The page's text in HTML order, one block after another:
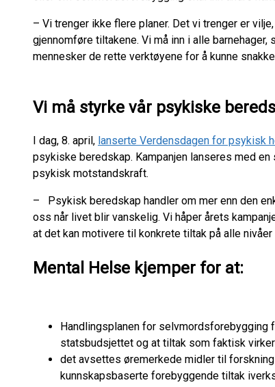
– Vi trenger ikke flere planer. Det vi trenger er
gjennomføre tiltakene. Vi må inn i alle
mennesker de rette verktøyene for å kunne
Vi må styrke vår psykiske
I dag, 8. april, lanserte Verdensdagen for psykisk
psykiske beredskap. Kampanjen lanseres med
psykisk motstandskraft.
– Psykisk beredskap handler om mer enn den
oss når livet blir vanskelig. Vi håper årets
at det kan motivere til konkrete tiltak på alle
Mental Helse kjemper for at:
Handlingsplanen for
statsbudsjettet og at tiltak som faktisk
det avsettes øremerkede midler til
kunnskapsbaserte forebyggende tiltak